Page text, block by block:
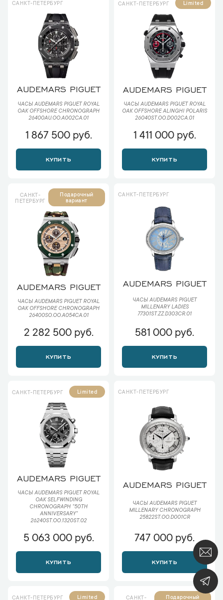
САНКТ-ПЕТЕРБУРГ
AUDEMARS PIGUET
ЧАСЫ AUDEMARS PIGUET ROYAL
OAK OFFSHORE CHRONOGRAPH
26400AU.OO.A002CA.01
1 867 500 руб.
КУПИТЬ
САНКТ-ПЕТЕРБУРГ Limited
AUDEMARS PIGUET
ЧАСЫ AUDEMARS PIGUET ROYAL
OAK OFFSHORE ALINGHI POLARIS
26040ST.OO.D002CA.01
1 411 000 руб.
КУПИТЬ
САНКТ-
ПЕТЕРБУРГ
Подарочный
вариант
AUDEMARS PIGUET
ЧАСЫ AUDEMARS PIGUET ROYAL
OAK OFFSHORE CHRONOGRAPH
26400SO.OO.A054CA.01
2 282 500 руб.
КУПИТЬ
САНКТ-ПЕТЕРБУРГ
AUDEMARS PIGUET
ЧАСЫ AUDEMARS PIGUET
MILLENARY LADIES
77301ST.ZZ.D303CR.01
581 000 руб.
КУПИТЬ
САНКТ-ПЕТЕРБУРГ Limited
AUDEMARS PIGUET
ЧАСЫ AUDEMARS PIGUET ROYAL
OAK SELFWINDING
CHRONOGRAPH "50TH
ANNIVERSARY"
26240ST.OO.1320ST.02
5 063 000 руб.
КУПИТЬ
САНКТ-ПЕТЕРБУРГ
AUDEMARS PIGUET
ЧАСЫ AUDEMARS PIGUET
MILLENARY CHRONOGRAPH
25822ST.OO.D001CR
747 000 руб.
КУПИТЬ
САНКТ-ПЕТЕРБУРГ Limited
САНКТ-
Подарочный